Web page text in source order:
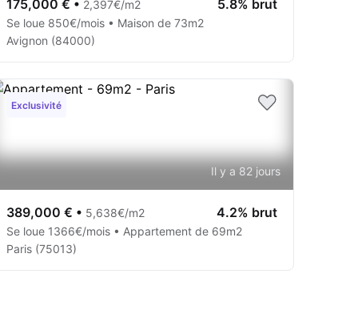
175,000 € • 2,397€/m2 5.8% brut
Se loue 850€/mois • Maison de 73m2
Avignon (84000)
Exclusivité
Il y a 82 jours
389,000 € • 5,638€/m2 4.2% brut
Se loue 1366€/mois • Appartement de 69m2
Paris (75013)